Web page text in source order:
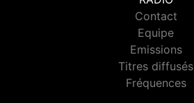
Contact
Equipe
Emissions
Titres diffusés
Fréquences